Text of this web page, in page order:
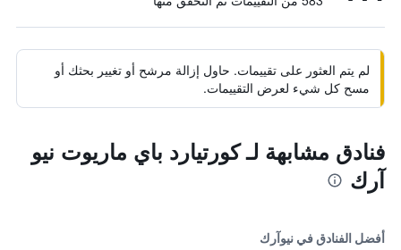
لم يتم العثور على تقييمات. حاول إزالة مرشح أو تغيير بحثك أو
مسح كل شيء لعرض التقييمات.
فنادق مشابهة لـ كورتيارد باي ماريوت نيو
آرك
أفضل الفنادق في نيوآرك